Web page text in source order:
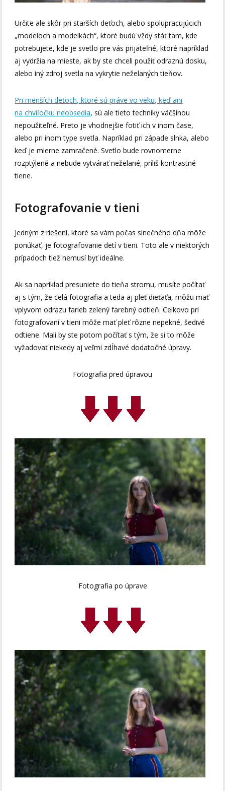
Určite ale skôr pri starších deťoch, alebo spolupracujúcich
„modeloch a modelkách“, ktoré budú vždy stáť tam, kde
potrebujete, kde je svetlo pre vás prijateľné, ktoré napríklad
aj vydržia na mieste, ak by ste chceli použiť odraznú dosku,
alebo iný zdroj svetla na vykrytie neželaných tieňov.
Pri menších deťoch, ktoré sú práve vo veku, keď ani
na chvíľočku neobsedia, sú ale tieto techniky väčšinou
nepoužiteľné. Preto je vhodnejšie fotiť ich v inom čase,
alebo pri inom type svetla. Napríklad pri západe slnka, alebo
keď je mierne zamračené. Svetlo bude rovnomerne
rozptýlené a nebude vytvárať neželané, príliš kontrastné
tiene.
Fotografovanie v tieni
Jedným z riešení, ktoré sa vám počas slnečného dňa môže
ponúkať, je fotografovanie detí v tieni. Toto ale v niektorých
prípadoch tiež nemusí byť ideálne.
Ak sa napríklad presuniete do tieňa stromu, musíte počítať
aj s tým, že celá fotografia a teda aj pleť dieťaťa, môžu mať
vplyvom odrazu farieb zelený farebný odtieň. Celkovo pri
fotografovaní v tieni môže mať pleť rôzne nepekné, šedivé
odtiene. Mali by ste potom počítať s tým, že si to môže
vyžadovať niekedy aj veľmi zdĺhavé dodatočné úpravy.
Fotografia pred úpravou
Fotografia po úprave